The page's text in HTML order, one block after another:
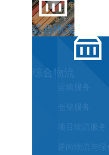
综合物流
综合物流
运输服务
仓储服务
项目物流服务
逆向物流与